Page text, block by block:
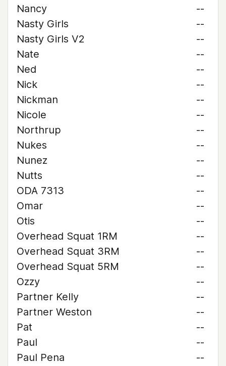
Nancy
--
Nasty Girls
--
Nasty Girls V2
--
Nate
--
Ned
--
Nick
--
Nickman
--
Nicole
--
Northrup
--
Nukes
--
Nunez
--
Nutts
--
ODA 7313
--
Omar
--
Otis
--
Overhead Squat 1RM
--
Overhead Squat 3RM
--
Overhead Squat 5RM
--
Ozzy
--
Partner Kelly
--
Partner Weston
--
Pat
--
Paul
--
Paul Pena
--